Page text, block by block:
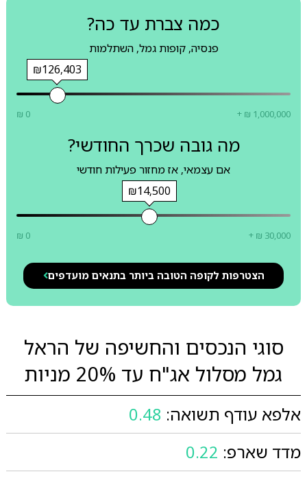
כמה צברת עד כה?
פנסיה, קופות גמל, השתלמות
₪126,403
₪ 0 + ₪ 1,000,000
מה גובה שכרך החודשי?
אם עצמאי, אז מחזור פעילות חודשי
₪14,500
₪ 0 + ₪ 30,000
הצטרפות לקופה הטובה ביותר בתנאים מועדפים
סוגי הנכסים והחשיפה של הראל
גמל מסלול אג"ח עד 20% מניות
אלפא עודף תשואה: 0.48
מדד שארפ: 0.22